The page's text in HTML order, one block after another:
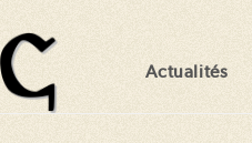
Actualités